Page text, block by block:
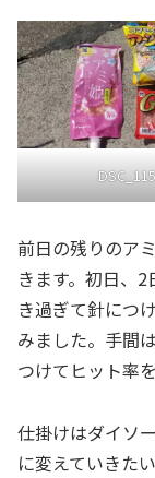
前日の残りのア
きます。初日、
き過ぎて針につ
みました。手間
つけてヒット率
仕掛けはダイソ
に変えていきた